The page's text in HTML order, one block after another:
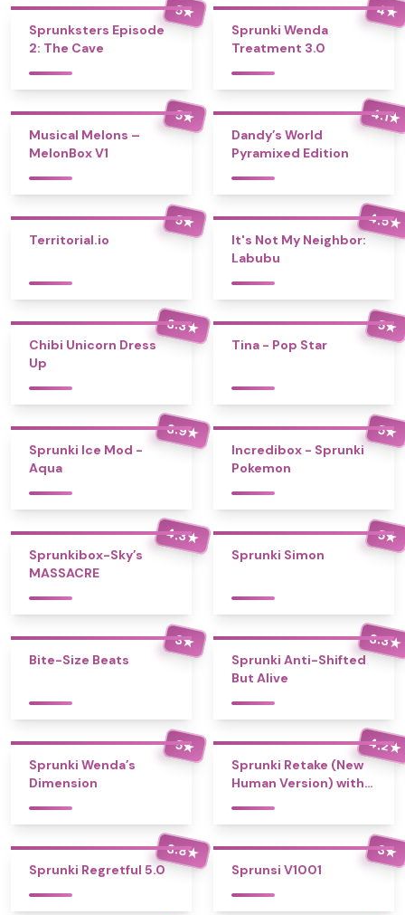
5★
Sprunksters Episode
2: The Cave
4★
Sprunki Wenda
Treatment 3.0
5★
Musical Melons –
MelonBox V1
4.1★
Dandy’s World
Pyramixed Edition
5★
Territorial.io
4.5★
It's Not My Neighbor:
Labubu
3.3★
Chibi Unicorn Dress
Up
5★
Tina - Pop Star
3.9★
Sprunki Ice Mod -
Aqua
5★
Incredibox - Sprunki
Pokemon
4.3★
Sprunkibox-Sky’s
MASSACRE
5★
Sprunki Simon
3★
Bite-Size Beats
3.3★
Sprunki Anti-Shifted
But Alive
5★
Sprunki Wenda’s
Dimension
4.2★
Sprunki Retake (New
Human Version) with
3.8★
Sprunki Regretful 5.0
3★
Sprunsi V1001